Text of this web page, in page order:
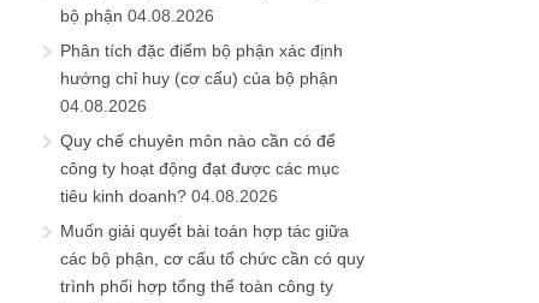
bộ phận 04.08.2026
Phân tích đặc điểm bộ phận xác định
hướng chỉ huy (cơ cấu) của bộ phận
04.08.2026
Quy chế chuyên môn nào cần có để
công ty hoạt động đạt được các mục
tiêu kinh doanh? 04.08.2026
Muốn giải quyết bài toán hợp tác giữa
các bộ phận, cơ cấu tổ chức cần có quy
trình phối hợp tổng thể toàn công ty